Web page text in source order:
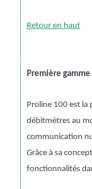
Retour en haut
Première gamme
Proline 100 est la
débitmètres au
communication
Grâce à sa
fonctionnalités